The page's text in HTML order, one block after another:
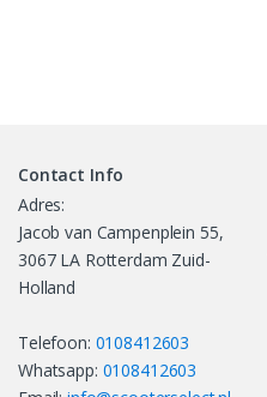
Contact Info
Adres:
Jacob van Campenplein 55,
3067 LA Rotterdam Zuid-
Holland
Telefoon: 0108412603
Whatsapp: 0108412603